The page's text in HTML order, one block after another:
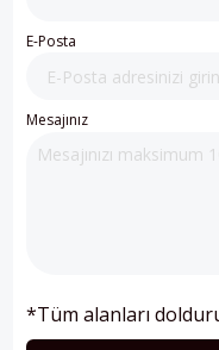
E-Posta
Mesajınız
*Tüm alanları